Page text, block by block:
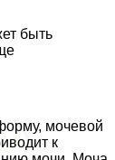
быть
мочевой
к